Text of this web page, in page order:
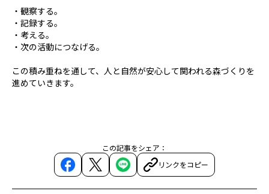
・観察する。
・記録する。
・考える。
・次の活動につなげる。
この積み重ねを通して、人と自然が安心して関われる森づくりを
進めていきます。
この記事をシェア：
リンクをコピー